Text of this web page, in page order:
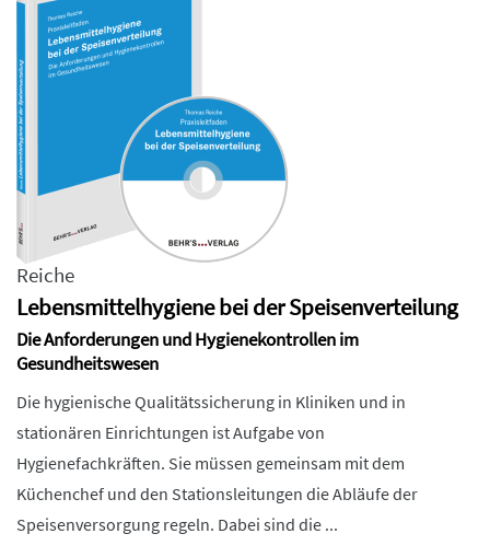
Reiche
Lebensmittelhygiene bei der Speisenverteilung
Die Anforderungen und Hygienekontrollen im
Gesundheitswesen
Die hygienische Qualitätssicherung in Kliniken und in
stationären Einrichtungen ist Aufgabe von
Hygienefachkräften. Sie müssen gemeinsam mit dem
Küchenchef und den Stationsleitungen die Abläufe der
Speisenversorgung regeln. Dabei sind die ...